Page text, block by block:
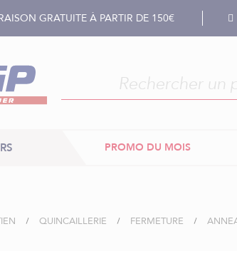
GRATUITE À PARTIR DE 150€
PROMO DU MOIS
QUINCAILLERIE FERMETURE